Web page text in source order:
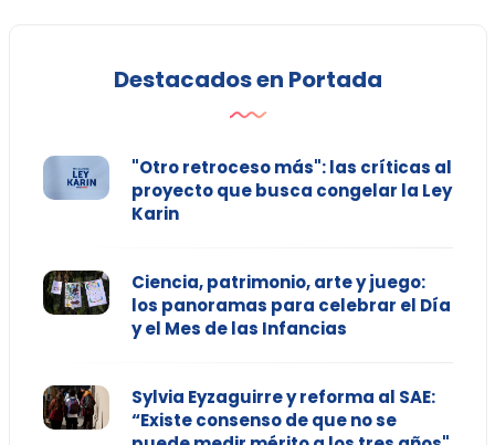
Destacados en Portada
"Otro retroceso más": las críticas al
proyecto que busca congelar la Ley
Karin
Ciencia, patrimonio, arte y juego:
los panoramas para celebrar el Día
y el Mes de las Infancias
Sylvia Eyzaguirre y reforma al SAE:
“Existe consenso de que no se